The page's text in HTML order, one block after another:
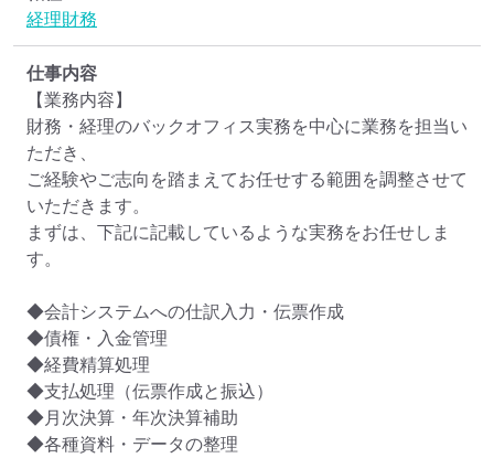
経理財務
仕事内容
【業務内容】
財務・経理のバックオフィス実務を中心に業務を担当い
ただき、
ご経験やご志向を踏まえてお任せする範囲を調整させて
いただきます。
まずは、下記に記載しているような実務をお任せしま
す。
◆会計システムへの仕訳入力・伝票作成
◆債権・入金管理
◆経費精算処理
◆支払処理（伝票作成と振込）
◆月次決算・年次決算補助
◆各種資料・データの整理